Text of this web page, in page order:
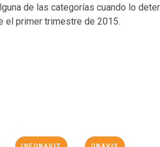
de las categorías cuando lo
el primer trimestre de 2015.